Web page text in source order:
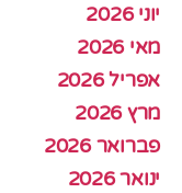
יוני 2026
מאי 2026
אפריל 2026
מרץ 2026
פברואר 2026
ינואר 2026